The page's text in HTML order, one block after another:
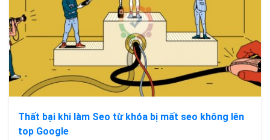
Thất bại khi làm Seo từ khóa bị mất seo không lên
top Google